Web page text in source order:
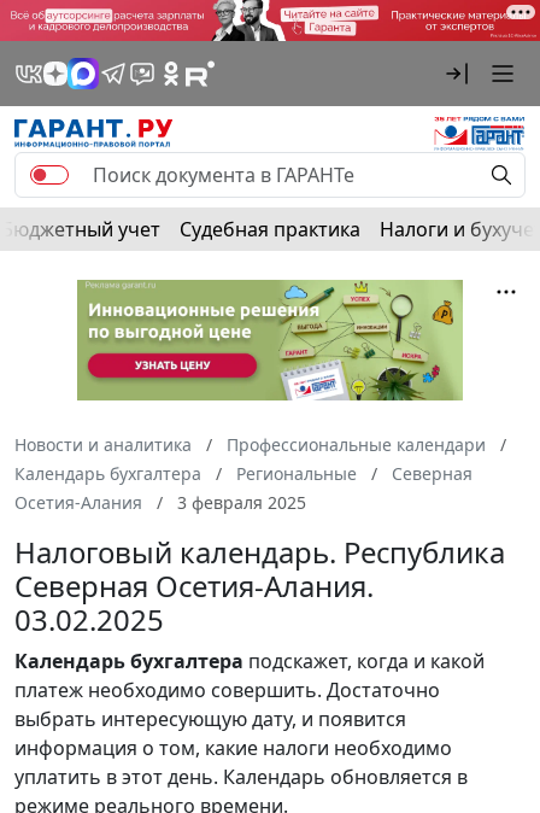
Бюджетный учет Судебная практика Налоги и
Новости и аналитика
Профессиональные календари
Календарь бухгалтера
Региональные
Северная
Осетия-Алания
3 февраля 2025
Налоговый календарь. Республика
Северная Осетия-Алания.
03.02.2025
Календарьбухгалтера подскажет, когда и какой
платеж необходимо совершить. Достаточно
выбрать интересующую дату, и появится
информация о том, какие налоги необходимо
уплатить в этот день. Календарь обновляется в
режиме реального времени.